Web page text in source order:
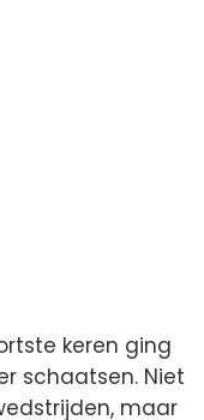
keren ging
schaatsen. Niet
maar